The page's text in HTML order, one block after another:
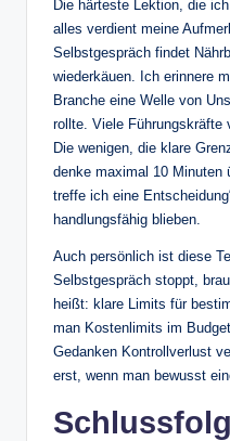
Die härteste Lektion, die
alles verdient meine
Selbstgespräch findet
wiederkäuen. Ich erinnere
Branche eine Welle von
rollte. Viele Führungskräfte
Die wenigen, die klare
denke maximal 10 Minuten
treffe ich eine
handlungsfähig blieben.
Auch persönlich ist diese
Selbstgespräch stoppt,
heißt: klare Limits für
man Kostenlimits im
Gedanken Kontrollverlust
erst, wenn man bewusst